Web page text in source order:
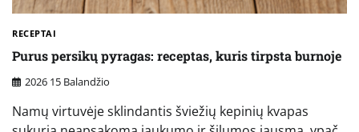
RECEPTAI
Purus persikų pyragas: receptas, kuris tirpsta burnoje
2026 15 Balandžio
Namų virtuvėje sklindantis šviežių kepinių kvapas